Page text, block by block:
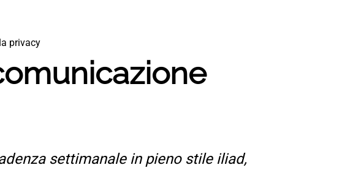
privacy
settimanale in pieno stile iliad,